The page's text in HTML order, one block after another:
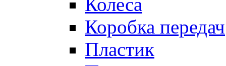
Коробка передач
Пластик